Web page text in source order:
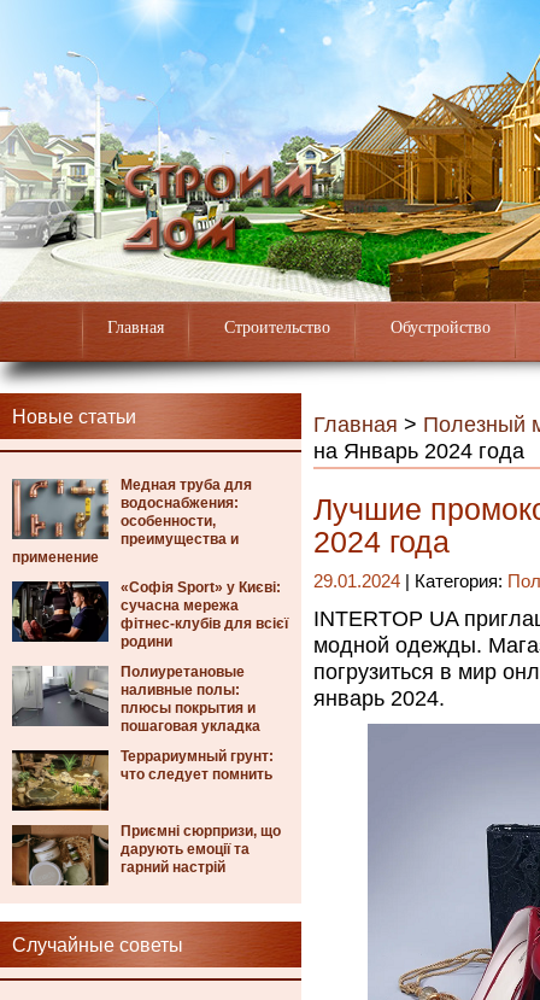
Главная Строительство Обустройство
Новые статьи
Медная труба для
водоснабжения:
особенности,
преимущества и
применение
«Софія Sport» у Києві:
сучасна мережа
фітнес-клубів для всієї
родини
Полиуретановые
наливные полы:
плюсы покрытия и
пошаговая укладка
Террариумный грунт:
что следует помнить
Приємні сюрпризи, що
дарують емоції та
гарний настрій
Случайные советы
Главная > Полезный
на Январь 2024 года
Лучшие
2024 года
29.01.2024 | Категория:
INTERTOP UA
модной одежды.
погрузиться в мир
январь 2024.